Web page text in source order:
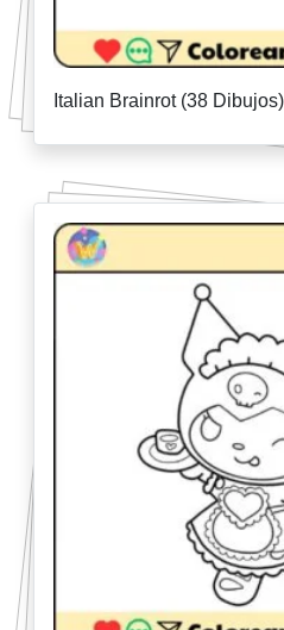
Italian Brainrot (38 Dibujos)